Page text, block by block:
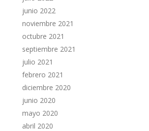
junio 2022
noviembre 2021
octubre 2021
septiembre 2021
julio 2021
febrero 2021
diciembre 2020
junio 2020
mayo 2020
abril 2020